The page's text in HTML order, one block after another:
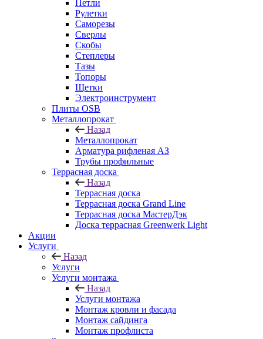
Петли
Рулетки
Саморезы
Сверлы
Скобы
Степлеры
Тазы
Топоры
Щетки
Электроинструмент
Плиты OSB
Металлопрокат
Назад
Металлопрокат
Арматура рифленая АЗ
Трубы профильные
Террасная доска
Назад
Террасная доска
Террасная доска Grand Line
Террасная доска МастерДэк
Доска террасная Greenwerk Light
Акции
Услуги
Назад
Услуги
Услуги монтажа
Назад
Услуги монтажа
Монтаж кровли и фасада
Монтаж сайдинга
Монтаж профлиста